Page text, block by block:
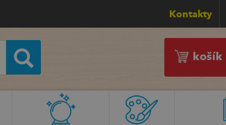
Kontakty
košík